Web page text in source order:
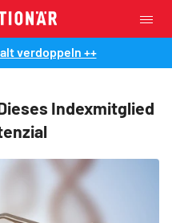
verdoppeln ++
Indexmitglied